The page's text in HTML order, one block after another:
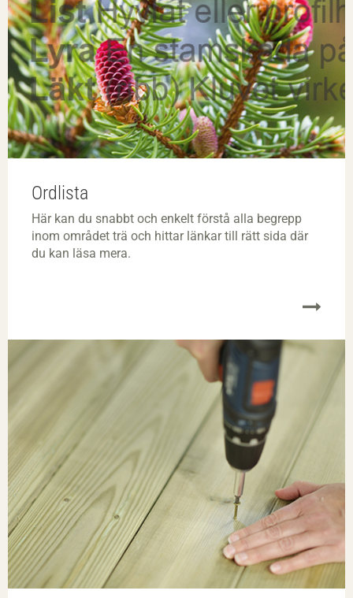
Ordlista
Här kan du snabbt och enkelt förstå alla begrepp
inom området trä och hittar länkar till rätt sida där
du kan läsa mera.